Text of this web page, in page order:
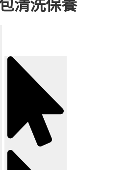
清洗保養